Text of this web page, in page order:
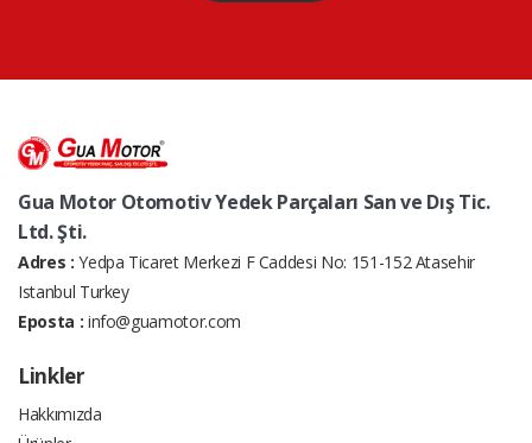
Gua Motor Otomotiv Yedek Parçaları San ve Dış Tic.
Ltd. Şti.
Adres : Yedpa Ticaret Merkezi F Caddesi No: 151-152 Atasehir
Istanbul Turkey
Eposta : info@guamotor.com
Linkler
Hakkımızda